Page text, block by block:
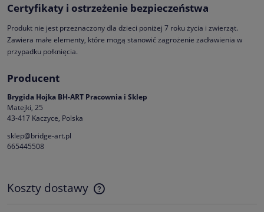
Certyfikaty i ostrzeżenie bezpieczeństwa
Produkt nie jest przeznaczony dla dzieci poniżej 7 roku życia i zwierząt.
Zawiera małe elementy, które mogą stanowić zagrożenie zadławienia w
przypadku połknięcia.
Producent
Brygida Hojka BH-ART Pracownia i Sklep
Matejki, 25
43-417 Kaczyce, Polska
sklep@bridge-art.pl
665445508
Koszty dostawy
Cena nie zawiera ewentualnych kosztów płatności